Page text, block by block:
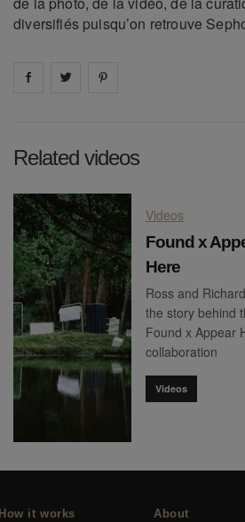
diversifiés puisqu’on retrouve
Share on facebook
Share on
Related videos
Videos
Found x
Here
Ross and
the story behind
Found x Appear
collaboration
Videos
How it works About